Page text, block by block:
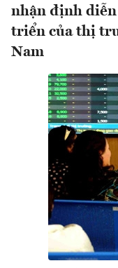
nhận định
triển của thị
Nam